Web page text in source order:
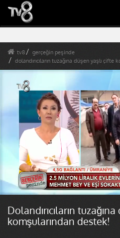
tv8
gerçeğin peşinde
dolandırıcıların tuzağına düşen yaşlı çifte
Dolandırıcıların
komşularından destek!